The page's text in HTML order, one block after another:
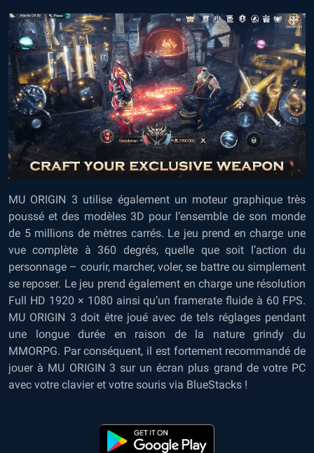
MU ORIGIN 3 utilise également un moteur graphique très
poussé et des modèles 3D pour l’ensemble de son monde
de 5 millions de mètres carrés. Le jeu prend en charge une
vue complète à 360 degrés, quelle que soit l’action du
personnage – courir, marcher, voler, se battre ou simplement
se reposer. Le jeu prend également en charge une résolution
Full HD 1920 × 1080 ainsi qu’un framerate fluide à 60 FPS.
MU ORIGIN 3 doit être joué avec de tels réglages pendant
une longue durée en raison de la nature grindy du
MMORPG. Par conséquent, il est fortement recommandé de
jouer à MU ORIGIN 3 sur un écran plus grand de votre PC
avec votre clavier et votre souris via BlueStacks !